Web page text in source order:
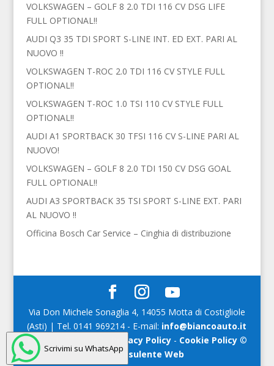
VOLKSWAGEN – GOLF 8 2.0 TDI 116 CV DSG LIFE
FULL OPTIONAL!!
AUDI Q3 35 TDI SPORT S-LINE INT. ED EXT. PARI AL
NUOVO !!
VOLKSWAGEN T-ROC 2.0 TDI 116 CV STYLE FULL
OPTIONAL!!
VOLKSWAGEN T-ROC 1.0 TSI 110 CV STYLE FULL
OPTIONAL!!
AUDI A1 SPORTBACK 30 TFSI 116 CV S-LINE PARI AL
NUOVO!
VOLKSWAGEN – GOLF 8 2.0 TDI 150 CV DSG GOAL
FULL OPTIONAL!!
AUDI A3 SPORTBACK 35 TSI SPORT S-LINE EXT. PARI
AL NUOVO !!
Officina Bosch Car Service – Cinghia di distribuzione
Via Don Michele Sonaglia 4, 14055 Motta di Costigliole
(Asti) | Tel. 0141 969214 - E-mail: info@biancoauto.it
P.IVA 01377880057 -
Privacy Policy- Cookie Policy©
2019 Consulente Web
Scrivimi su WhatsApp